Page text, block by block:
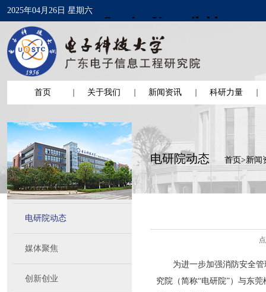
2025年04月26日 星期六
首页 关于我们 新闻资讯 科研力量
电研院动态
媒体聚焦
创新创业
电研院动态 首页>新闻
为进一步加强消防安全管
究院（简称“电研院”）与东